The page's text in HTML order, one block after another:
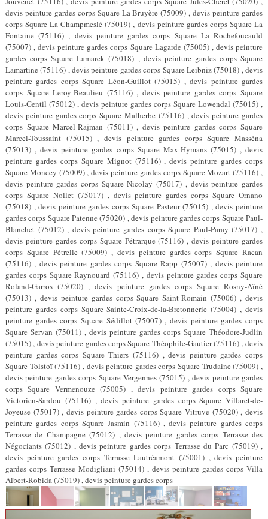
devis peinture gardes corps Square La Bruyère (75009) , devis peinture gardes
corps Square La Champmeslé (75019) , devis peinture gardes corps Square La
Fontaine (75116) , devis peinture gardes corps Square La Rochefoucauld
(75007) , devis peinture gardes corps Square Lagarde (75005) , devis peinture
gardes corps Square Lamarck (75018) , devis peinture gardes corps Square
Lamartine (75116) , devis peinture gardes corps Square Leibniz (75018) , devis
peinture gardes corps Square Léon-Guillot (75015) , devis peinture gardes
corps Square Leroy-Beaulieu (75116) , devis peinture gardes corps Square
Louis-Gentil (75012) , devis peinture gardes corps Square Lowendal (75015) ,
devis peinture gardes corps Square Malherbe (75116) , devis peinture gardes
corps Square Marcel-Rajman (75011) , devis peinture gardes corps Square
Marcel-Toussaint (75015) , devis peinture gardes corps Square Masséna
(75013) , devis peinture gardes corps Square Max-Hymans (75015) , devis
peinture gardes corps Square Mignot (75116) , devis peinture gardes corps
Square Moncey (75009) , devis peinture gardes corps Square Mozart (75116) ,
devis peinture gardes corps Square Nicolaÿ (75017) , devis peinture gardes
corps Square Nollet (75017) , devis peinture gardes corps Square Ornano
(75018) , devis peinture gardes corps Square Pasteur (75015) , devis peinture
gardes corps Square Patenne (75020) , devis peinture gardes corps Square Paul-
Blanchet (75012) , devis peinture gardes corps Square Paul-Paray (75017) ,
devis peinture gardes corps Square Pétrarque (75116) , devis peinture gardes
corps Square Pétrelle (75009) , devis peinture gardes corps Square Racan
(75116) , devis peinture gardes corps Square Rapp (75007) , devis peinture
gardes corps Square Raynouard (75116) , devis peinture gardes corps Square
Roland-Garros (75020) , devis peinture gardes corps Square Rosny-Aîné
(75013) , devis peinture gardes corps Square Saint-Romain (75006) , devis
peinture gardes corps Square Sainte-Croix-de-la-Bretonnerie (75004) , devis
peinture gardes corps Square Sédillot (75007) , devis peinture gardes corps
Square Servan (75011) , devis peinture gardes corps Square Théodore-Judlin
(75015) , devis peinture gardes corps Square Théophile-Gautier (75116) , devis
peinture gardes corps Square Thiers (75116) , devis peinture gardes corps
Square Tolstoï (75116) , devis peinture gardes corps Square Trudaine (75009) ,
devis peinture gardes corps Square Vergennes (75015) , devis peinture gardes
corps Square Vermenouze (75005) , devis peinture gardes corps Square
Victorien-Sardou (75116) , devis peinture gardes corps Square Villaret-de-
Joyeuse (75017) , devis peinture gardes corps Square Vitruve (75020) , devis
peinture gardes corps Square Jasmin (75116) , devis peinture gardes corps
Terrasse de Champagne (75012) , devis peinture gardes corps Terrasse des
Négociants (75012) , devis peinture gardes corps Terrasse du Parc (75019) ,
devis peinture gardes corps Terrasse Lautréamont (75001) , devis peinture
gardes corps Terrasse Modigliani (75014) , devis peinture gardes corps Villa
Albert-Robida (75019) , devis peinture gardes corps